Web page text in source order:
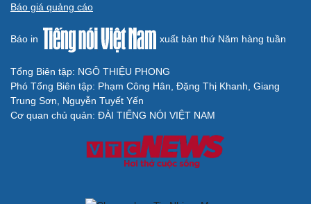
Báo giá quảng cáo
Báo in xuất bản thứ Năm hàng tuần
Tổng Biên tập: NGÔ THIỆU PHONG
Phó Tổng Biên tập: Phạm Công Hân, Đặng Thị Khanh, Giang
Trung Sơn, Nguyễn Tuyết Yến
Cơ quan chủ quản: ĐÀI TIẾNG NÓI VIỆT NAM